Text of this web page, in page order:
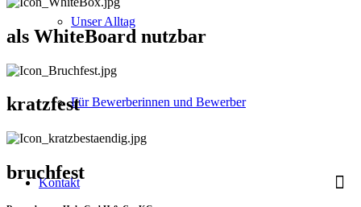
Unser Alltag
Für Bewerberinnen und Bewerber
Kontakt
als WhiteBoard nutzbar
kratzfest
bruchfest